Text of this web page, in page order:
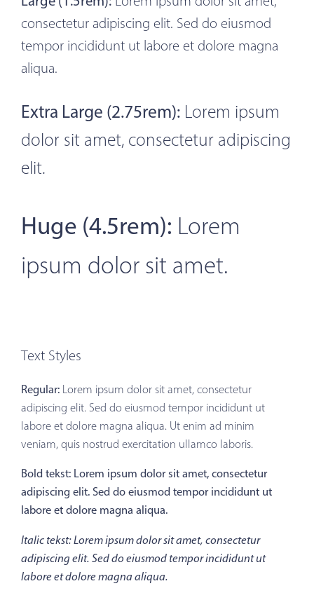
consectetur adipiscing elit. Sed do eiusmod
tempor incididunt ut labore et dolore magna
aliqua.
Extra Large (2.75rem): Lorem ipsum
dolor sit amet, consectetur adipiscing
elit.
Huge (4.5rem): Lorem
ipsum dolor sit amet.
Text Styles
Regular: Lorem ipsum dolor sit amet, consectetur
adipiscing elit. Sed do eiusmod tempor incididunt ut
labore et dolore magna aliqua. Ut enim ad minim
veniam, quis nostrud exercitation ullamco laboris.
Bold tekst: Lorem ipsum dolor sit amet, consectetur
adipiscing elit. Sed do eiusmod tempor incididunt ut
labore et dolore magna aliqua.
Italic tekst:Lorem ipsum dolor sit amet, consectetur
adipiscing elit. Sed do eiusmod tempor incididunt ut
labore et dolore magna aliqua.